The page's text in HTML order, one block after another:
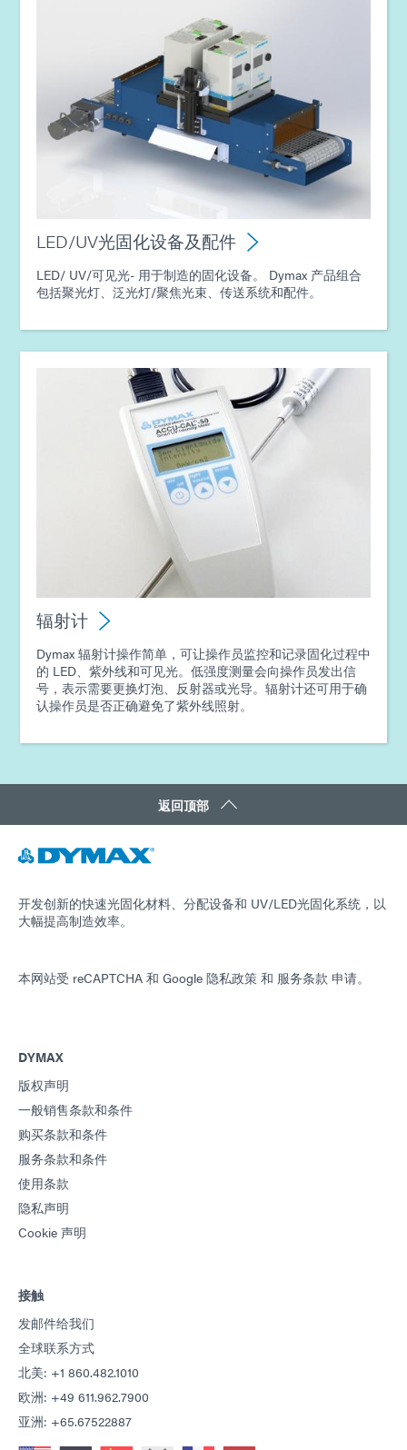
指南：消费电子产品组装（亚洲|EN）
指南：电子组装（亚洲|EN）
LED/UV光固化设备及配件
LED/ UV/可见光- 用于制造的固化设备。 Dymax 产品组合
包括聚光灯、泛光灯/聚焦光束、传送系统和配件。
辐射计
Dymax 辐射计操作简单，可让操作员监控和记录固化过程中
的 LED、紫外线和可见光。低强度测量会向操作员发出信
号，表示需要更换灯泡、反射器或光导。辐射计还可用于确
认操作员是否正确避免了紫外线照射。
返回顶部
开发创新的快速光固化材料、分配设备和 UV/LED光固化系统，以
大幅提高制造效率。
本网站受 reCAPTCHA 和 Google 隐私政策 和 服务条款 申请。
DYMAX
版权声明
一般销售条款和条件
购买条款和条件
服务条款和条件
使用条款
隐私声明
Cookie 声明
接触
发邮件给我们
全球联系方式
北美: +1 860.482.1010
欧洲: +49 611.962.7900
亚洲: +65.67522887